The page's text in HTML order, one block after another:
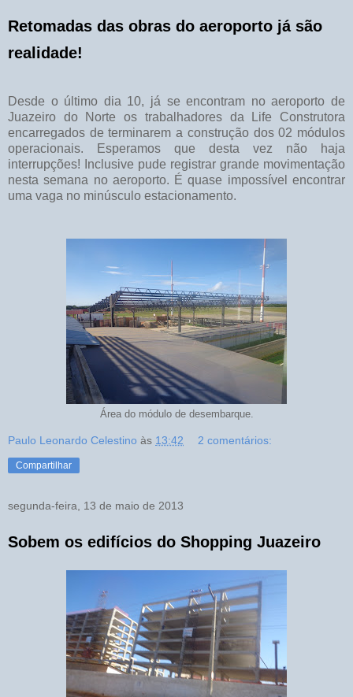
Retomadas das obras do aeroporto já são
realidade!
Desde o último dia 10, já se encontram no aeroporto de
Juazeiro do Norte os trabalhadores da Life Construtora
encarregados de terminarem a construção dos 02 módulos
operacionais. Esperamos que desta vez não haja
interrupções! Inclusive pude registrar grande movimentação
nesta semana no aeroporto. É quase impossível encontrar
uma vaga no minúsculo estacionamento.
Área do módulo de desembarque.
Paulo Leonardo Celestino às 13:42 2 comentários:
Compartilhar
segunda-feira, 13 de maio de 2013
Sobem os edifícios do Shopping Juazeiro